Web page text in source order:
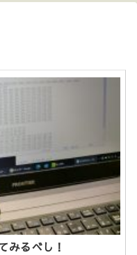
みるべし！